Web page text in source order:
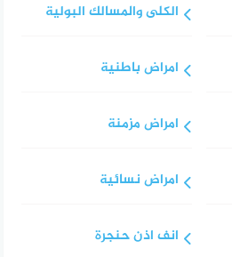
الكلى والمسالك البولية
امراض باطنية
امراض مزمنة
امراض نسائية
انف اذن حنجرة